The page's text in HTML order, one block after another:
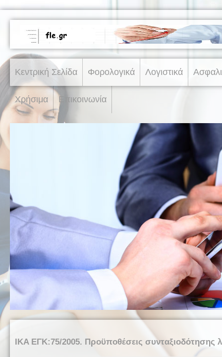
Κεντρική Σελίδα Φορολογικά Λογιστικά
Χρήσιμα Επικοινωνία
IKA ΕΓΚ:75/2005. Προϋποθέσεις